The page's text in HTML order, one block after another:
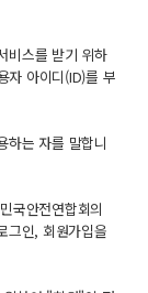
비스를 받기 위하
자 아이디(ID)를 부
하는 자를 말합니
국안전연합회의
그인, 회원가입을